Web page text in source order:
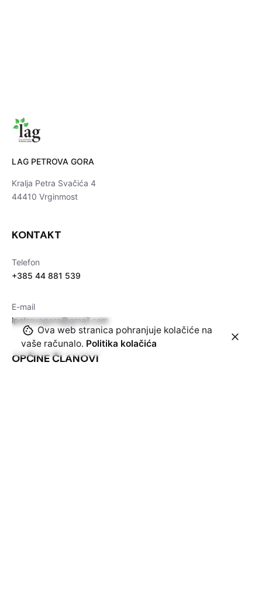
LAG PETROVA GORA
Kralja Petra Svačića 4
44410 Vrginmost
KONTAKT
Telefon
+385 44 881 539
E-mail
lpetrovagora@gmail.com
OPĆINE ČLANOVI
Ova web stranica pohranjuje kolačiće na
vaše računalo. Politika kolačića